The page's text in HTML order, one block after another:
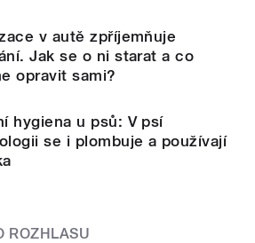
v autě zpříjemňuje
Jak se o ni starat a co
opravit sami?
hygiena u psů: V psí
se i plombuje a používají
ROZHLASU